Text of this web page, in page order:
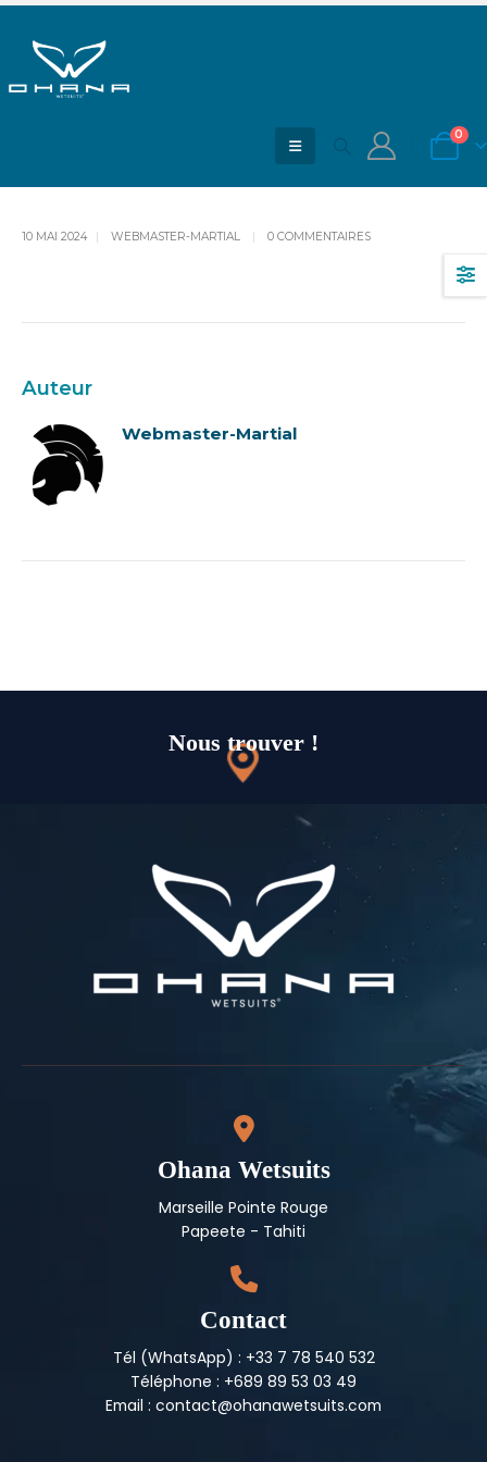
0
Monopièce cagoule attenante 5-
7mm [#2130 var] (L)
10 MAI 2024 WEBMASTER-MARTIAL 0 COMMENTAIRES
Auteur
Webmaster-Martial
Nous trouver !
Ohana Wetsuits
Marseille Pointe Rouge
Papeete - Tahiti
Contact
Tél (WhatsApp) : +33 7 78 540 532
Téléphone : +689 89 53 03 49
Email : contact@ohanawetsuits.com